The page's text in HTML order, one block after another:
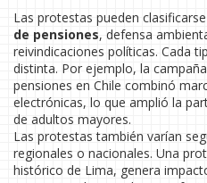
Las protestas pueden
de pensiones, defensa
reivindicaciones políticas. Cada
distinta. Por ejemplo, la
pensiones en Chile combinó
electrónicas, lo que amplió la
de adultos mayores.
Las protestas también varían
regionales o nacionales. Una
histórico de Lima, genera